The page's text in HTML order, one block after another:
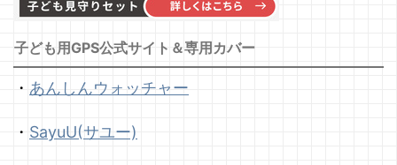
子ども用GPS公式サイト＆専用カバー
・ あんしんウォッチャー
・ SayuU(サユー)